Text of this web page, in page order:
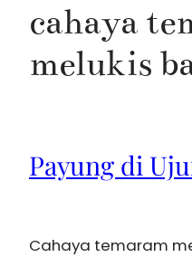
cahaya
melukis
Payung di
Cahaya temaram